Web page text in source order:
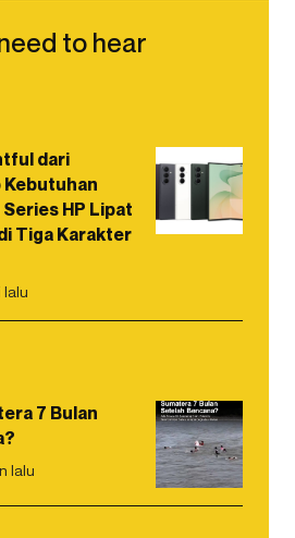
to hear
dari
Kebutuhan
HP Lipat
Tiga Karakter
lalu
7 Bulan
lalu